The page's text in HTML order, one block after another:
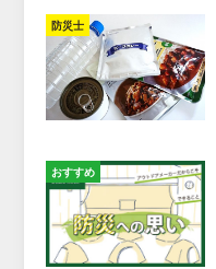
防災士
おすすめ